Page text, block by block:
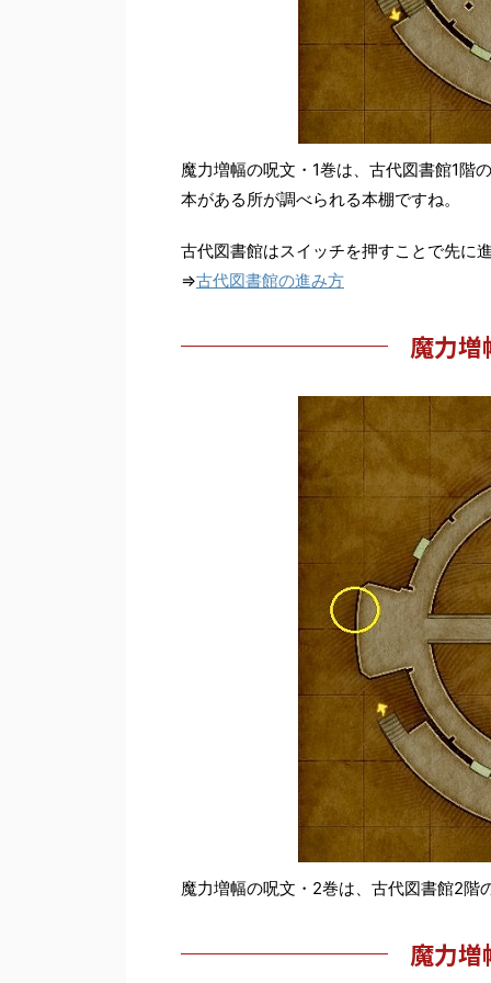
魔力増幅の呪文・1巻は、古代図書館1階
本がある所が調べられる本棚ですね。
古代図書館はスイッチを押すことで先に
⇒古代図書館の進み方
魔力増
魔力増幅の呪文・2巻は、古代図書館2階
魔力増